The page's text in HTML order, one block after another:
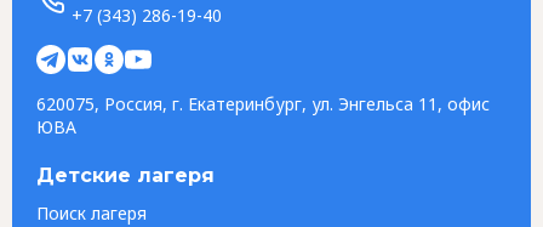
+7 (343) 286-19-40
620075, Россия, г. Екатеринбург, ул. Энгельса 11, офис
ЮВА
Детские лагеря
Поиск лагеря